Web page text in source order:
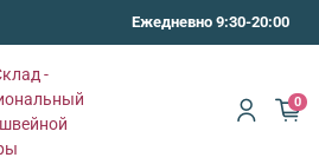
Ежедневно 9:30-20:00
0